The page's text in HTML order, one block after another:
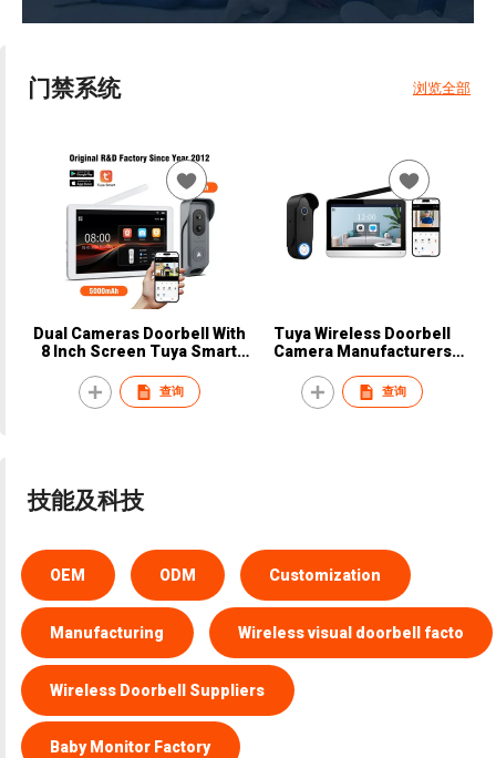
门禁系统 浏览全部
Dual Cameras Doorbell With
8 Inch Screen Tuya Smart
查询
Tuya Wireless Doorbell
Camera Manufacturers
Door Bell Monitoring Low
Price Video Doorbell 1080
查询
技能及科技
OEM ODM Customization
Manufacturing Wireless visual doorbell facto
Wireless Doorbell Suppliers
Baby Monitor Factory